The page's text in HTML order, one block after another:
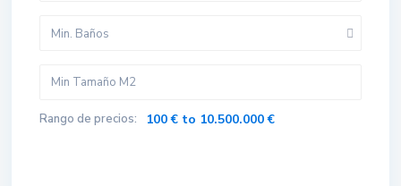
Min. Baños
Rango de precios: 100 € to 10.500.000 €